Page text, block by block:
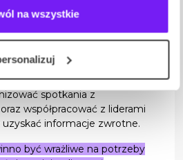
na wszystkie
zmian. Monitorowanie
zmian i
od pracowników
Dział HR może
regularne badania nastrojów
spotkania z
współpracować z liderami
uzyskać informacje zwrotne.
być wrażliwe na potrzeby